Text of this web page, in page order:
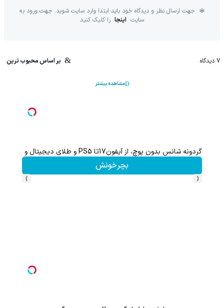
جهت ارسال نظر و دیدگاه خود باید ابتدا وارد سایت شوید. جهت ورود به
سایت اینجا را کلیک کنید
7 دیدگاه بر اساس محبوب ترین
مشاهده بیشتر
با خرید اول از گریم 200 سوت هدیه بگیر
‹
›